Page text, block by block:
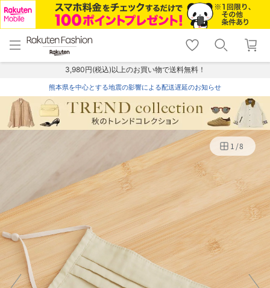
menu home
トップ
shopping_cart lock_outline
ログイン
3,980円(税込)以上のお買い物で送料無料！
熊本県を中心とする地震の影響による配送遅延のお知らせ
1 /8